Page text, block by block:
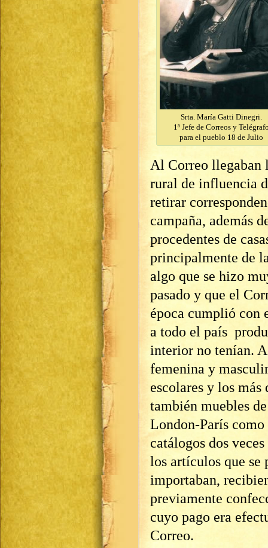
Srta. María Gatti Dinegri.
1ª Jefe de Correos y
para el pueblo 18 de Julio
Al Correo llegaban
rural de influencia
retirar
campaña, además
procedentes de
principalmente de
algo que se hizo
pasado y que el
época cumplió con
a todo el país
interior no tenían.
femenina y
escolares y los
también muebles
London-París
catálogos dos
los artículos que se
importaban,
previamente
cuyo pago era
Correo.